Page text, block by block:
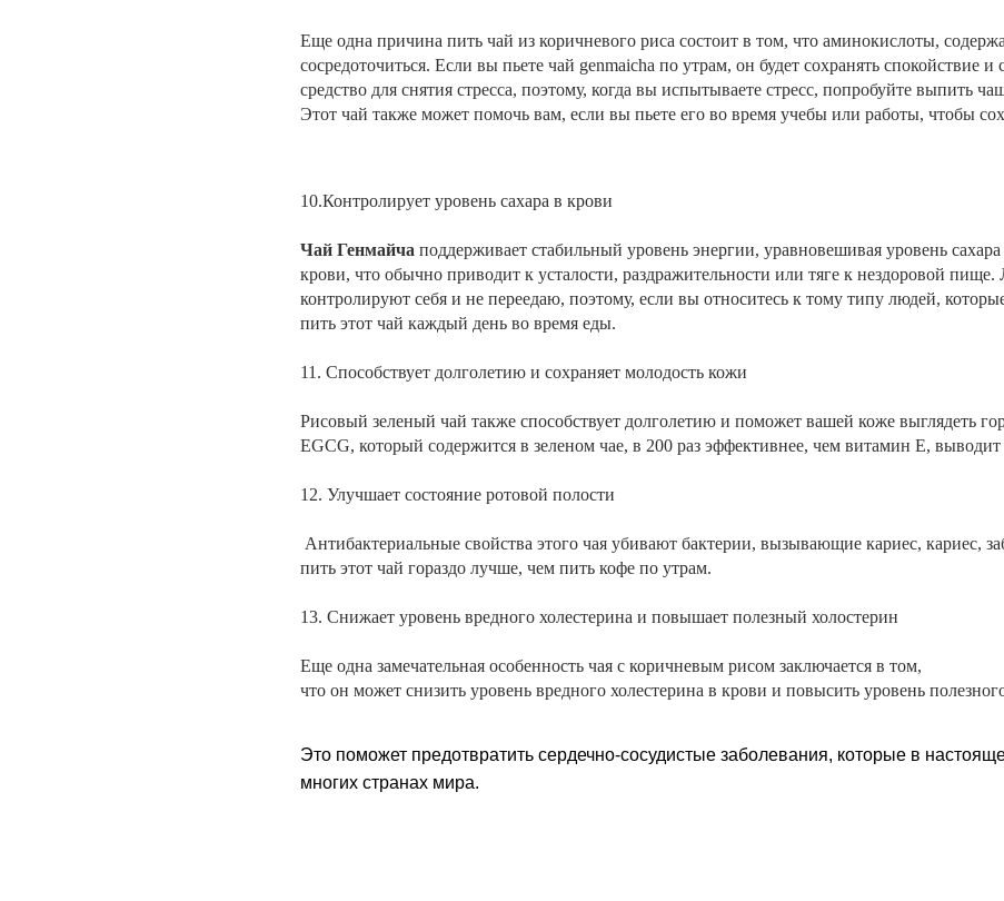
Еще одна причина пить чай из коричневого риса состоит в том, что аминокислоты,
сосредоточиться. Если вы пьете чай genmaicha по утрам, он будет сохранять спокойствие и
средство для снятия стресса, поэтому, когда вы испытываете стресс, попробуйте выпить
Этот чай также может помочь вам, если вы пьете его во время учебы или работы, чтобы
10.Контролирует уровень сахара в крови
Чай Генмайча поддерживает стабильный уровень энергии, уравновешивая уровень
крови, что обычно приводит к усталости, раздражительности или тяге к нездоровой
контролируют себя и не переедаю, поэтому, если вы относитесь к тому типу людей,
пить этот чай каждый день во время еды.
11. Способствует долголетию и сохраняет молодость кожи
Рисовый зеленый чай также способствует долголетию и поможет вашей коже выглядеть
EGCG, который содержится в зеленом чае, в 200 раз эффективнее, чем витамин Е,
12. Улучшает состояние ротовой полости
Антибактериальные свойства этого чая убивают бактерии, вызывающие кариес, кариес,
пить этот чай гораздо лучше, чем пить кофе по утрам.
13. Снижает уровень вредного холестерина и повышает полезный холостерин
Еще одна замечательная особенность чая с коричневым рисом заключается в том,
что он может снизить уровень вредного холестерина в крови и повысить уровень
Это поможет предотвратить сердечно-сосудистые заболевания, которые в
многих странах мира.